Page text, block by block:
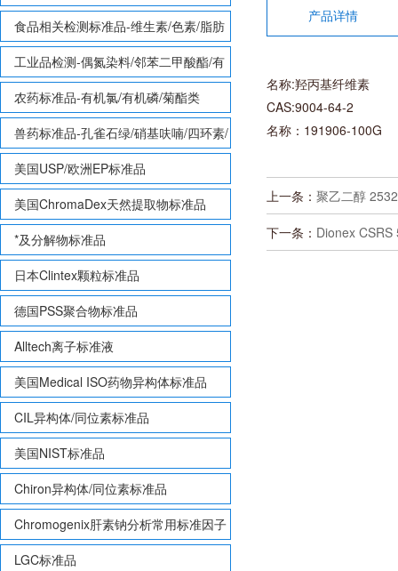
食品相关检测标准品-维生素/色素/脂肪
酸甲酯等
工业品检测-偶氮染料/邻苯二甲酸酯/有
机锡/多溴联苯/多溴联苯醚/多氯联苯
农药标准品-有机氯/有机磷/菊酯类
兽药标准品-孔雀石绿/硝基呋喃/四环素/
磺胺等
美国USP/欧洲EP标准品
美国ChromaDex天然提取物标准品
*及分解物标准品
日本Clintex颗粒标准品
德国PSS聚合物标准品
Alltech离子标准液
美国Medical ISO药物异构体标准品
CIL异构体/同位素标准品
美国NIST标准品
Chiron异构体/同位素标准品
Chromogenix肝素钠分析常用标准因子
LGC标准品
产品详情
名称:羟丙基纤维素
CAS:9004-64-2
名称：191906-100G
上一条： 聚乙二醇
下一条： Dionex